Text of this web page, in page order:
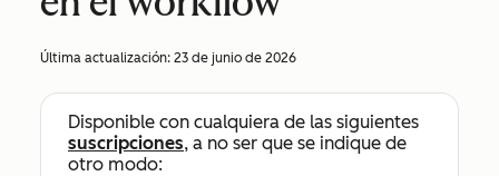
Última actualización: 23 de junio de 2026
Disponible con cualquiera de las siguientes
suscripciones, a no ser que se indique de
otro modo: